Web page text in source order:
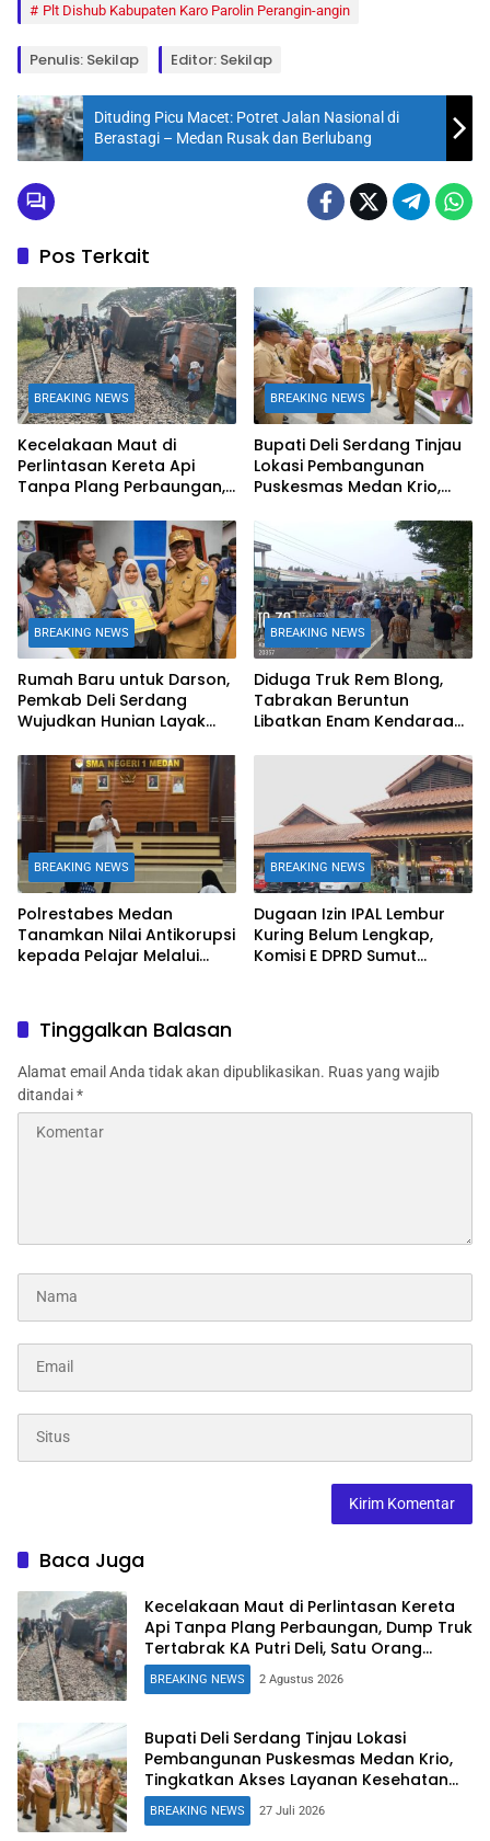
Plt Dishub Kabupaten Karo Parolin Perangin-angin
Penulis: Sekilap Editor: Sekilap
Dituding Picu Macet: Potret Jalan Nasional di
Berastagi – Medan Rusak dan Berlubang
Pos Terkait
BREAKING NEWS
Kecelakaan Maut di
Perlintasan Kereta Api
Tanpa Plang Perbaungan,
Putri Deli, Satu Orang
Tewas
BREAKING NEWS
Bupati Deli Serdang Tinjau
Lokasi Pembangunan
Puskesmas Medan Krio,
Kesehatan Warga
BREAKING NEWS
Rumah Baru untuk Darson,
Pemkab Deli Serdang
Wujudkan Hunian Layak
BREAKING NEWS
Diduga Truk Rem Blong,
Tabrakan Beruntun
Libatkan Enam Kendaraan
BREAKING NEWS
Polrestabes Medan
Tanamkan Nilai Antikorupsi
kepada Pelajar Melalui
BREAKING NEWS
Dugaan Izin IPAL Lembur
Kuring Belum Lengkap,
Komisi E DPRD Sumut
Tinggalkan Balasan
Alamat email Anda tidak akan dipublikasikan. Ruas yang wajib
ditandai*
Baca Juga
Kecelakaan Maut di Perlintasan Kereta
Api Tanpa Plang Perbaungan, Dump Truk
Tertabrak KA Putri Deli, Satu Orang
Tewas
BREAKING NEWS 2 Agustus 2026
Bupati Deli Serdang Tinjau Lokasi
Pembangunan Puskesmas Medan Krio,
Tingkatkan Akses Layanan Kesehatan
Warga
BREAKING NEWS 27 Juli 2026